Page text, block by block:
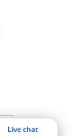
Live chat